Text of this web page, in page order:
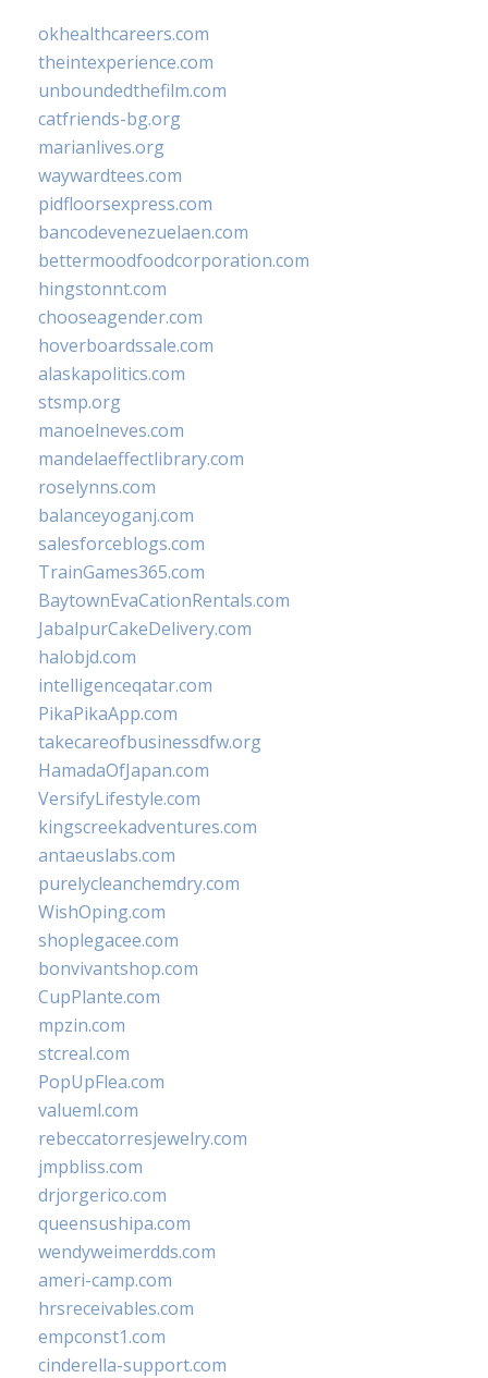
okhealthcareers.com
theintexperience.com
unboundedthefilm.com
catfriends-bg.org
marianlives.org
waywardtees.com
pidfloorsexpress.com
bancodevenezuelaen.com
bettermoodfoodcorporation.com
hingstonnt.com
chooseagender.com
hoverboardssale.com
alaskapolitics.com
stsmp.org
manoelneves.com
mandelaeffectlibrary.com
roselynns.com
balanceyoganj.com
salesforceblogs.com
TrainGames365.com
BaytownEvaCationRentals.com
JabalpurCakeDelivery.com
halobjd.com
intelligenceqatar.com
PikaPikaApp.com
takecareofbusinessdfw.org
HamadaOfJapan.com
VersifyLifestyle.com
kingscreekadventures.com
antaeuslabs.com
purelycleanchemdry.com
WishOping.com
shoplegacee.com
bonvivantshop.com
CupPlante.com
mpzin.com
stcreal.com
PopUpFlea.com
valueml.com
rebeccatorresjewelry.com
jmpbliss.com
drjorgerico.com
queensushipa.com
wendyweimerdds.com
ameri-camp.com
hrsreceivables.com
empconst1.com
cinderella-support.com